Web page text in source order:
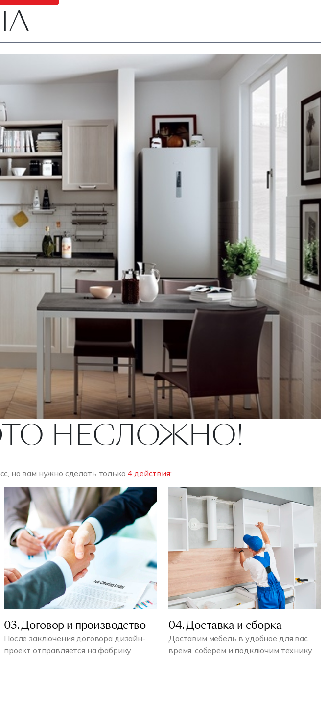
НЕСЛОЖНО!
но вам нужно сделать только 4 действия:
03. Договор и производство
После заключения договора дизайн-
проект отправляется на фабрику
04. Доставка и сборка
Доставим мебель в удобное для вас
время, соберем и подключим технику